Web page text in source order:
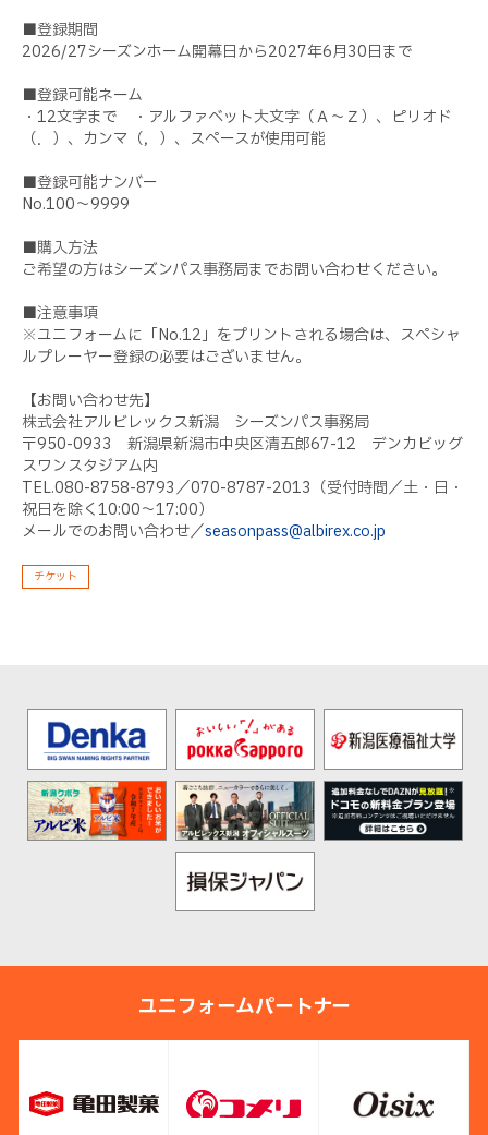
■登録期間
2026/27シーズンホーム開幕日から2027年6月30日まで
■登録可能ネーム
・12文字まで ・アルファベット大文字（Ａ～Ｚ）、ピリオド
（．）、カンマ（，）、スペースが使用可能
■登録可能ナンバー
No.100～9999
■購入方法
ご希望の方はシーズンパス事務局までお問い合わせください。
■注意事項
※ユニフォームに「No.12」をプリントされる場合は、スペシャ
ルプレーヤー登録の必要はございません。
【お問い合わせ先】
株式会社アルビレックス新潟 シーズンパス事務局
〒950-0933 新潟県新潟市中央区清五郎67-12 デンカビッグ
スワンスタジアム内
TEL.080-8758-8793／070-8787-2013（受付時間／土・日・
祝日を除く10:00～17:00）
メールでのお問い合わせ／seasonpass@albirex.co.jp
チケット
ユニフォームパートナー